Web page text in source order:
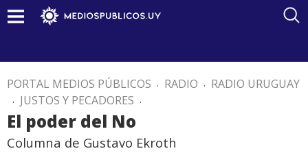
PORTAL MEDIOS PÚBLICOS . RADIO . RADIO URUGUAY
. JUSTOS Y PECADORES .
El poder del No
Columna de Gustavo Ekroth